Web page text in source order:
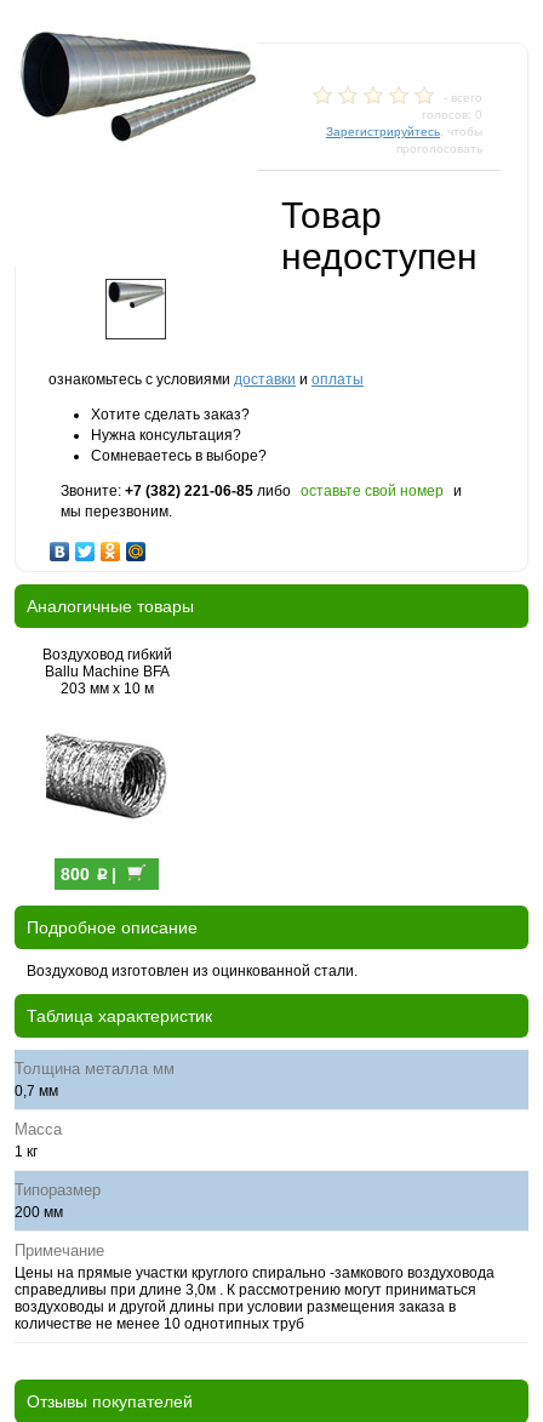
- всего
голосов: 0
Зарегистрируйтесь , чтобы
проголосовать
Товар
недоступен
ознакомьтесь с условиями доставки и оплаты
Хотите сделать заказ?
Нужна консультация?
Сомневаетесь в выборе?
Звоните: +7 (382) 221-06-85 либо оставьте свой номер и
мы перезвоним.
Аналогичные товары
Воздуховод гибкий
Ballu Machine BFA
203 мм х 10 м
800 p|
Подробное описание
Воздуховод изготовлен из оцинкованной стали.
Таблица характеристик
Толщина металла мм
0,7 мм
Масса
1 кг
Типоразмер
200 мм
Примечание
Цены на прямые участки круглого спирально -замкового воздуховода
справедливы при длине 3,0м . К рассмотрению могут приниматься
воздуховоды и другой длины при условии размещения заказа в
количестве не менее 10 однотипных труб
Отзывы покупателей